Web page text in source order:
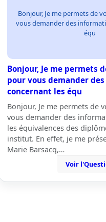
Bonjour, Je me permets de
vous demander des
équ
Bonjour, Je me permets
pour vous demander
concernant les équ
Bonjour, Je me permets de
vous demander des
les équivalences des
institut. En effet, je me
Marie Barsacq,…
Voir